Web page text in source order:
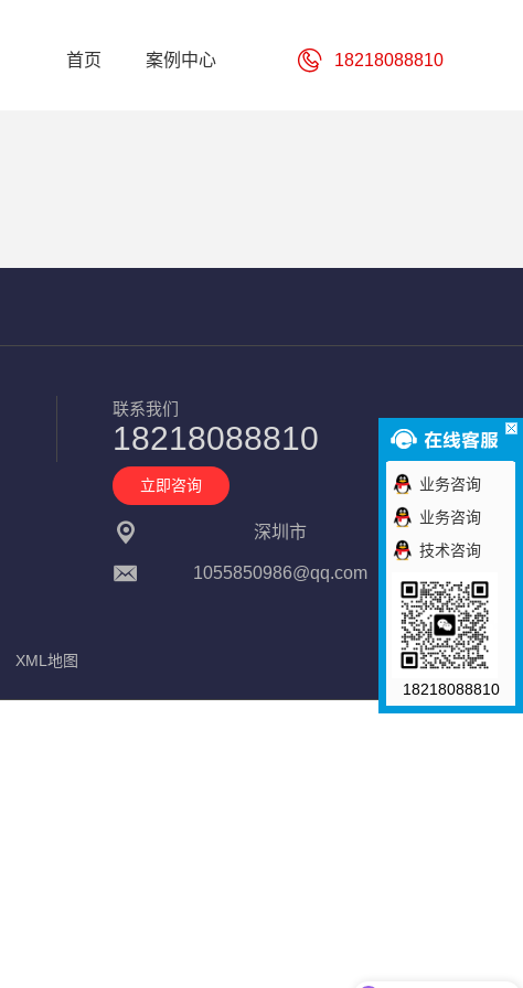
首页 案例中心 18218088810
联系我们
18218088810
立即咨询
深圳市
1055850986@qq.com
XML地图
业务咨询
业务咨询
技术咨询
18218088810